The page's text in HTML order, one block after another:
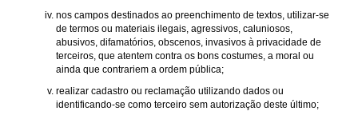
nos campos destinados ao preenchimento de textos, utilizar-se
de termos ou materiais ilegais, agressivos, caluniosos,
abusivos, difamatórios, obscenos, invasivos à privacidade de
terceiros, que atentem contra os bons costumes, a moral ou
ainda que contrariem a ordem pública;
realizar cadastro ou reclamação utilizando dados ou
identificando-se como terceiro sem autorização deste último;